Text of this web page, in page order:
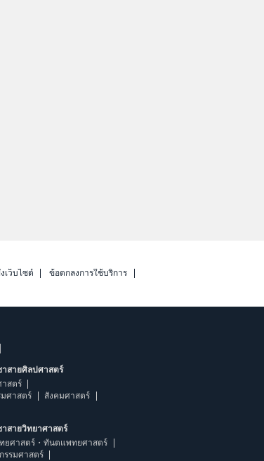
เว็บไซต์
ข้อตกลงการใช้บริการ
สายศิลปศาสตร์
สตร์
ศาสตร์
สังคมศาสตร์
สายวิทยาศาสตร์
ยศาสตร์・ทันตแพทยศาสตร์
รรมศาสตร์